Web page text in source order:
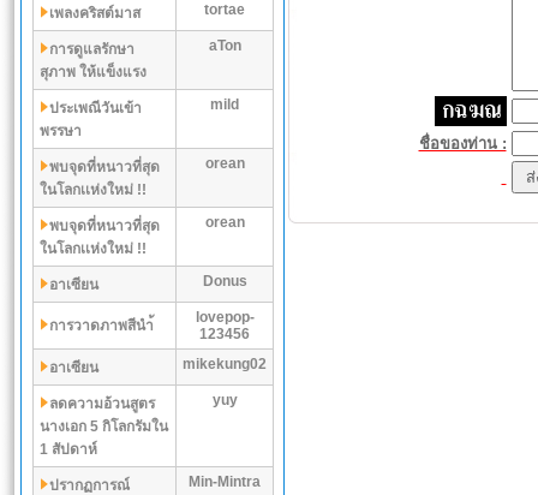
เพลงคริสต์มาส tortae
การดูแลรักษา
สุภาพ ให้แข็งแรง
aTon
ประเพณีวันเข้า
พรรษา
mild
พบจุดที่หนาวที่สุด
ในโลกเเห่งใหม่ !!
orean
พบจุดที่หนาวที่สุด
ในโลกเเห่งใหม่ !!
orean
อาเซียน Donus
การวาดภาพสีนำ้
lovepop-
123456
อาเซียน
mikekung02
ลดความอ้วนสูตร
นางเอก 5 กิโลกรัมใน
1 สัปดาห์
yuy
ปรากฏการณ์
Min-Mintra
ชื่อของท่าน :